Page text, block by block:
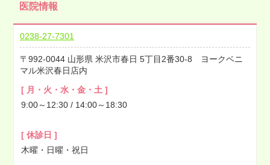
医院情報
0238-27-7301
992-0044 山形県 米沢市春日 5丁目2番30-8 ヨークベニ
マル米沢春日店内
[ 月・火・水・金・土 ]
9:00～12:30 / 14:00～18:30
[ 休診日 ]
木曜・日曜・祝日